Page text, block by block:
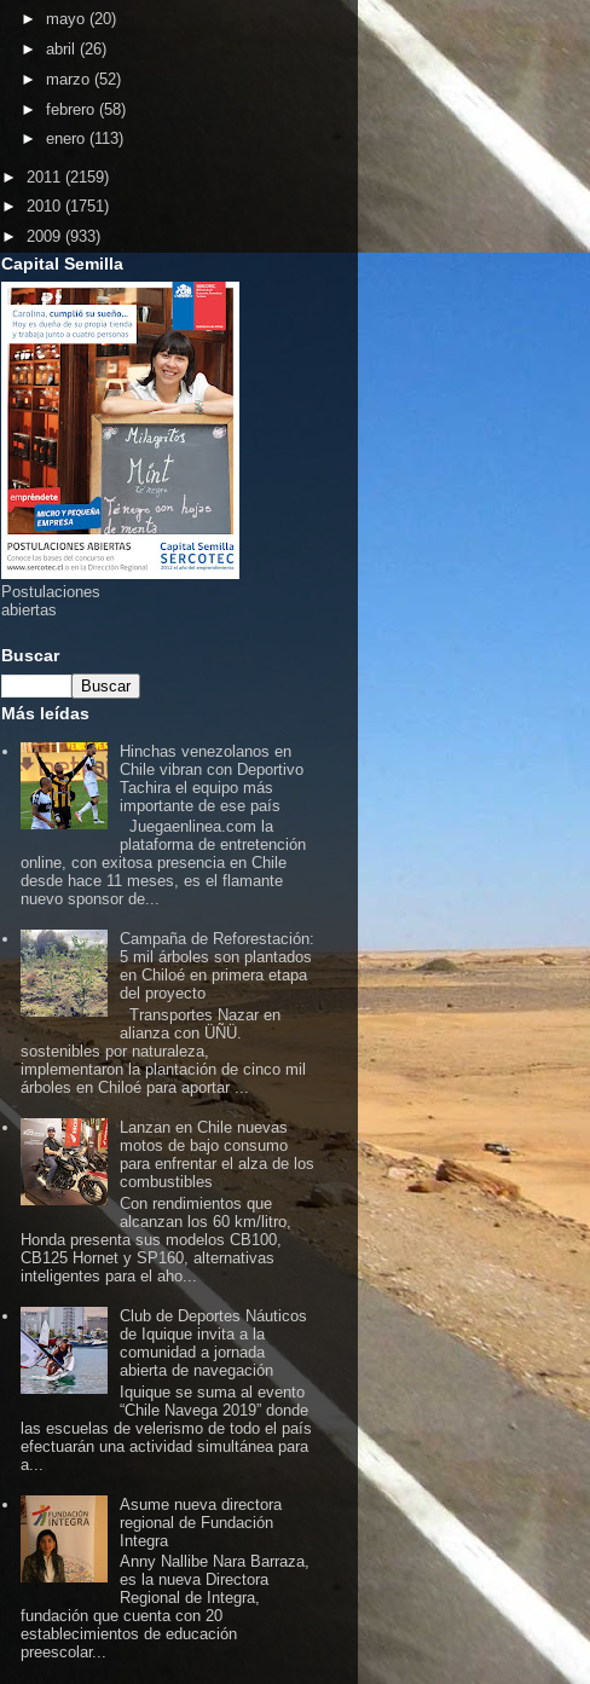
► mayo (20)
► abril (26)
► marzo (52)
► febrero (58)
► enero (113)
► 2011 (2159)
► 2010 (1751)
► 2009 (933)
Capital Semilla
Postulaciones
abiertas
Buscar
Más leídas
Hinchas venezolanos en
Chile vibran con Deportivo
Tachira el equipo más
importante de ese país
Juegaenlinea.com la
plataforma de entretención
online, con exitosa presencia en Chile
desde hace 11 meses, es el flamante
nuevo sponsor de...
Campaña de Reforestación:
5 mil árboles son plantados
en Chiloé en primera etapa
del proyecto
Transportes Nazar en
alianza con ÜÑÜ.
sostenibles por naturaleza,
implementaron la plantación de cinco mil
árboles en Chiloé para aportar ...
Lanzan en Chile nuevas
motos de bajo consumo
para enfrentar el alza de los
combustibles
Con rendimientos que
alcanzan los 60 km/litro,
Honda presenta sus modelos CB100,
CB125 Hornet y SP160, alternativas
inteligentes para el aho...
Club de Deportes Náuticos
de Iquique invita a la
comunidad a jornada
abierta de navegación
Iquique se suma al evento
“Chile Navega 2019” donde
las escuelas de velerismo de todo el país
efectuarán una actividad simultánea para
a...
Asume nueva directora
regional de Fundación
Integra
Anny Nallibe Nara Barraza,
es la nueva Directora
Regional de Integra,
fundación que cuenta con 20
establecimientos de educación
preescolar...